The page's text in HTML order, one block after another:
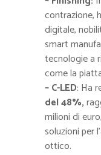
contrazione,
digitale,
smart
tecnologie a
come la
– C-LED: Ha
del 48%,
milioni di
soluzioni per
ottico.